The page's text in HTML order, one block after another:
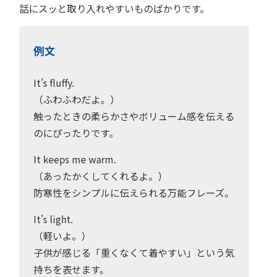
話にスッと取り入れやすいものばかりです。
例文
It’s fluffy.
（ふわふわだよ。）
触ったときの柔らかさやボリューム感を伝える
のにぴったりです。
It keeps me warm.
（あったかくしてくれるよ。）
防寒性をシンプルに伝えられる万能フレーズ。
It’s light.
（軽いよ。）
子供が感じる「重くなくて着やすい」という気
持ちを表せます。